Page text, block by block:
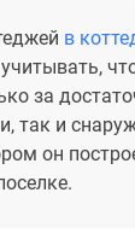
в
за
так и
он